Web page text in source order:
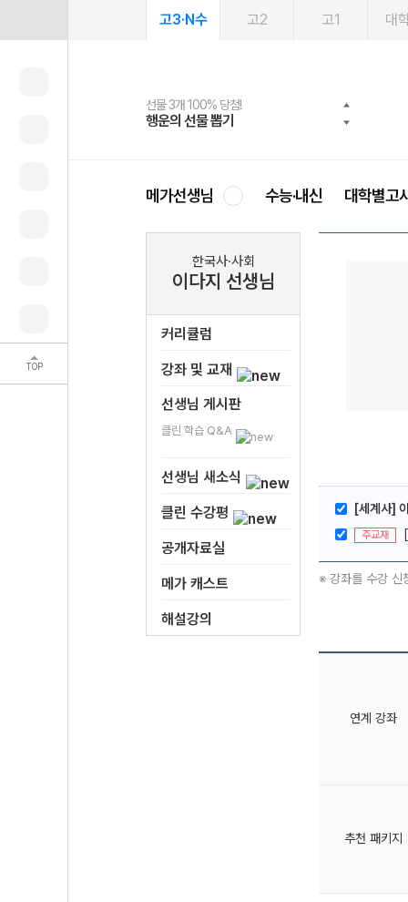
TOP
고3·N수 고2 고1 대
선물 3개 100% 당첨!
행운의 선물 뽑기
선물 100% 증정!
메가스터디 X 올리브
2027 러셀 단과
강사 공개선발
스마트러닝앱
설문 EVENT
메가패스
3일 무료 체험권
메가패스 수강생 무료혜택!
메가클럽 멤버십
사회공헌 캠페인
희망이룸 메가나눔
메가선생님 수능·내신 대학별고
한국사·사회
이다지 선생님
커리큘럼
강좌 및 교재
선생님 게시판
클린 학습 Q&A
선생님 새소식
클린 수강평
공개자료실
메가 캐스트
해설강의
[세계사]
주교재
※ 강좌를 수강 신
연계 강좌
추천 패키지